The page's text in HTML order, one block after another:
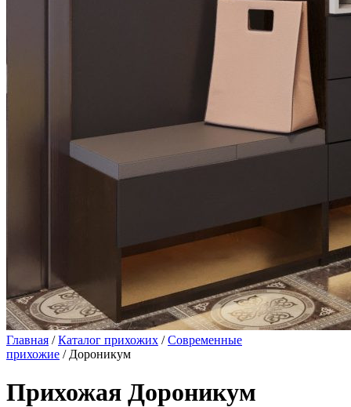
Главная /Каталог прихожих /Современные
прихожие / Дороникум
Прихожая Дороникум